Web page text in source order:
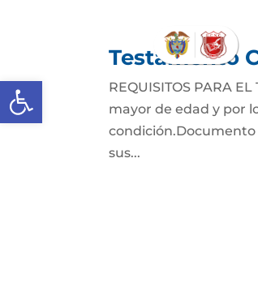
Abrir barra de herramientas
Testamento
REQUISITOS PARA
mayor de edad y por
sus...